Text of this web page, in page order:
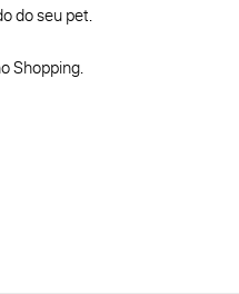
do seu pet.
Shopping.